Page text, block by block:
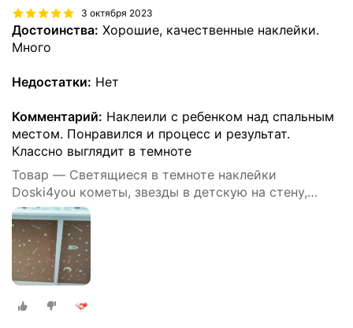
3 октября 2023
Достоинства: Хорошие, качественные наклейки.
Много
Недостатки: Нет
Комментарий: Наклеили с ребенком над спальным
местом. Понравился и процесс и результат.
Классно выглядит в темноте
Товар — Светящиеся в темноте наклейки
Doski4you кометы, звезды в детскую на стену,
потолок (интерьерные, декоративные)